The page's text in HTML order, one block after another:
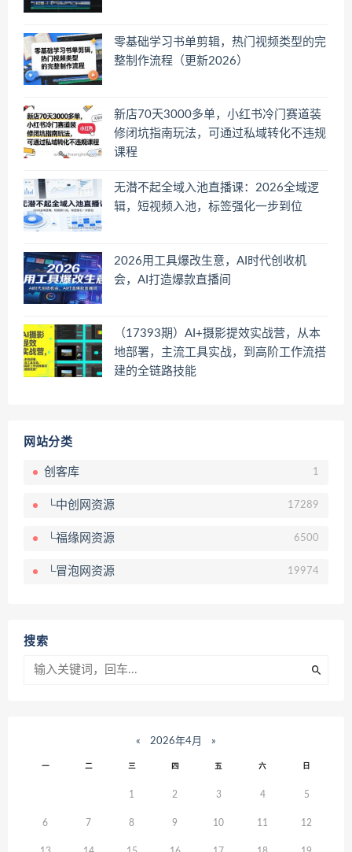
零基础学习书单剪辑，热门视频类型的完
整制作流程（更新2026）
新店70天3000多单，小红书冷门赛道装
修闭坑指南玩法，可通过私域转化不违规
课程
无潜不起全域入池直播课：2026全域逻
辑，短视频入池，标签强化一步到位
2026用工具爆改生意，AI时代创收机
会，AI打造爆款直播间
（17393期）AI+摄影提效实战营，从本
地部署，主流工具实战，到高阶工作流搭
建的全链路技能
网站分类
创客库 1
└中创网资源 17289
└福缘网资源 6500
└冒泡网资源 19974
搜索
« 2026年4月 »
一 二 三 四 五 六 日
1 2 3 4 5
6 7 8 9 10 11 12